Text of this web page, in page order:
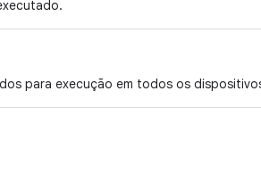
para execução em todos os